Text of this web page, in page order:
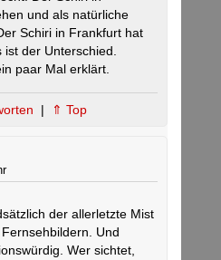
und als natürliche
Schiri in Frankfurt hat
der Unterschied.
paar Mal erklärt.
| ⇑ Top
der allerletzte Mist
Und
Wer sichtet,